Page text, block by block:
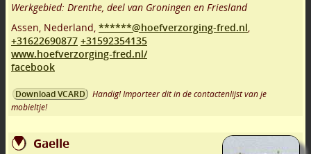
Werkgebied: Drenthe, deel van Groningen en Friesland
Assen, Nederland, ******@hoefverzorging-fred.nl,
+31622690877 +31592354135
www.hoefverzorging-fred.nl/
facebook
Download VCARD
Handig! Importeer dit in de contactenlijst van je
mobieltje!
Gaelle